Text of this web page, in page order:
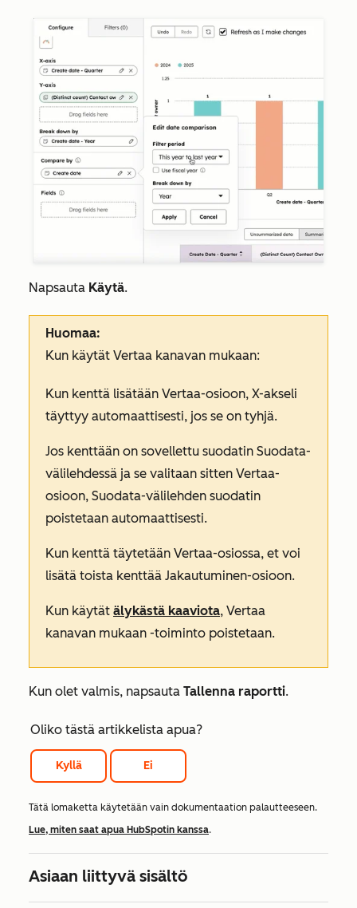
Napsauta Käytä.
Huomaa:
Kun käytät Vertaa kanavan mukaan:
Kun kenttä lisätään Vertaa-osioon, X-akseli
täyttyy automaattisesti, jos se on tyhjä.
Jos kenttään on sovellettu suodatin Suodata-
välilehdessä ja se valitaan sitten Vertaa-
osioon, Suodata-välilehden suodatin
poistetaan automaattisesti.
Kun kenttä täytetään Vertaa-osiossa, et voi
lisätä toista kenttää Jakautuminen-osioon.
Kun käytät älykästä kaaviota, Vertaa
kanavan mukaan -toiminto poistetaan.
Kun olet valmis, napsauta Tallenna raportti.
Oliko tästä artikkelista apua?
Kyllä Ei
Tätä lomaketta käytetään vain dokumentaation palautteeseen.
Lue, miten saat apua HubSpotin kanssa.
Asiaan liittyvä sisältö